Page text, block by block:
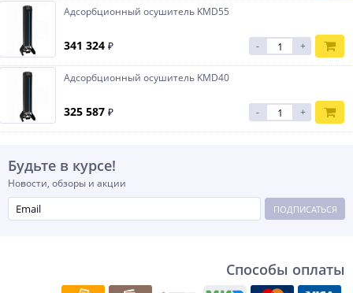
Адсорбционный осушитель KMD55
341 324 ₽ - +
Адсорбционный осушитель KMD40
325 587 ₽ - +
Будьте в курсе!
Новости, обзоры и акции
ПОДПИСАТЬСЯ
Способы оплаты